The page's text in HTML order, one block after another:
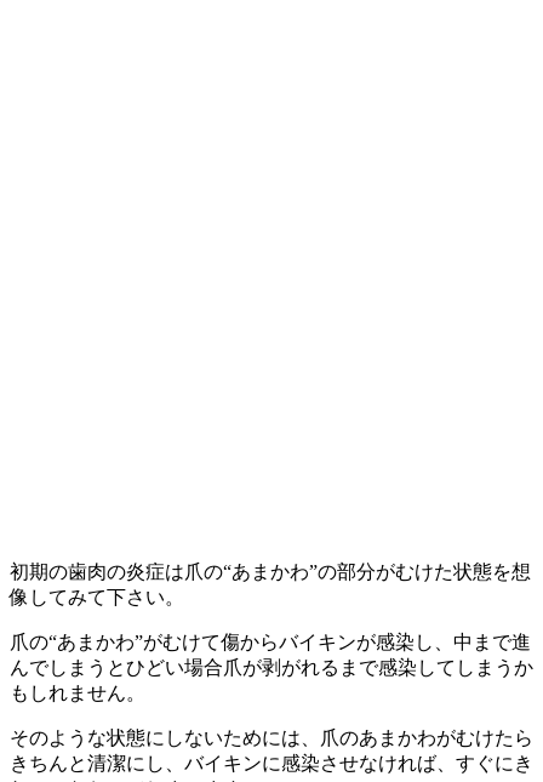
初期の歯肉の炎症は爪の“あまかわ”の部分がむけた状態を想
像してみて下さい。
爪の“あまかわ”がむけて傷からバイキンが感染し、中まで進
んでしまうとひどい場合爪が剥がれるまで感染してしまうか
もしれません。
そのような状態にしないためには、爪のあまかわがむけたら
きちんと清潔にし、バイキンに感染させなければ、すぐにき